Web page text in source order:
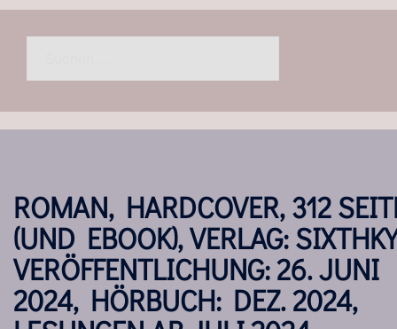
ROMAN, HARDCOVER, 312
(UND EBOOK), VERLAG:
VERÖFFENTLICHUNG: 26. JUNI
2024, HÖRBUCH: DEZ. 2024,